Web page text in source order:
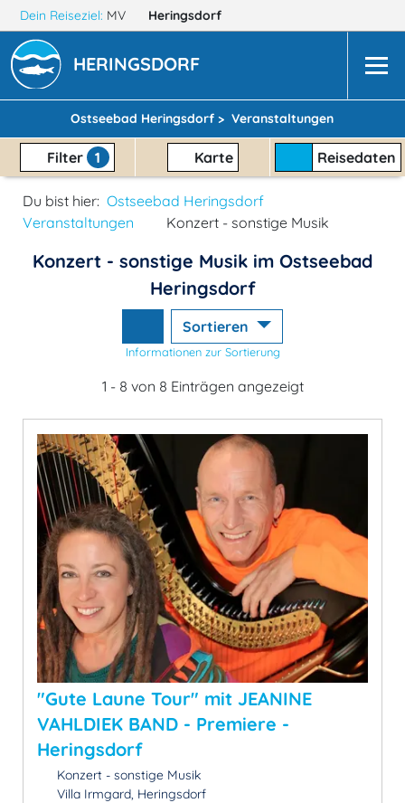
Dein Reiseziel: MV Heringsdorf
HERINGSDORF
Ostseebad Heringsdorf > Veranstaltungen
Filter 1 Karte Reisedaten
Du bist hier: Ostseebad Heringsdorf
Veranstaltungen
Konzert - sonstige Musik
Konzert - sonstige Musik im Ostseebad
Heringsdorf
Sortieren
Informationen zur Sortierung
1 - 8 von 8 Einträgen angezeigt
"Gute Laune Tour" mit JEANINE
VAHLDIEK BAND - Premiere -
Heringsdorf
Konzert - sonstige Musik
Villa Irmgard, Heringsdorf